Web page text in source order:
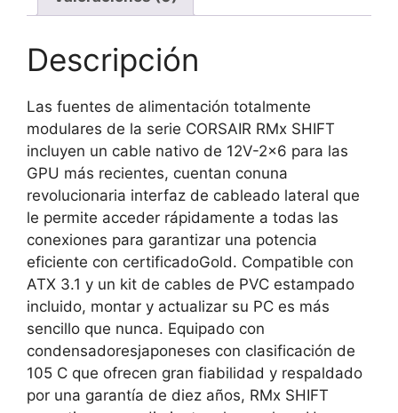
5.1
ATX
CP-
9020298-
EU
cantidad
Descripción
Las fuentes de alimentación totalmente
modulares de la serie CORSAIR RMx SHIFT
incluyen un cable nativo de 12V-2×6 para las
GPU más recientes, cuentan conuna
revolucionaria interfaz de cableado lateral que
le permite acceder rápidamente a todas las
conexiones para garantizar una potencia
eficiente con certificadoGold. Compatible con
ATX 3.1 y un kit de cables de PVC estampado
incluido, montar y actualizar su PC es más
sencillo que nunca. Equipado con
condensadoresjaponeses con clasificación de
105 C que ofrecen gran fiabilidad y respaldado
por una garantía de diez años, RMx SHIFT